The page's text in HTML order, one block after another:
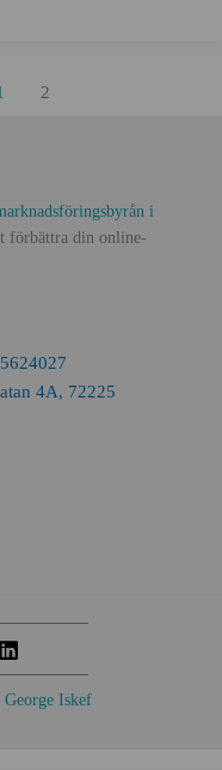
2
i
förbättra din online-
4A, 72225
George Iskef